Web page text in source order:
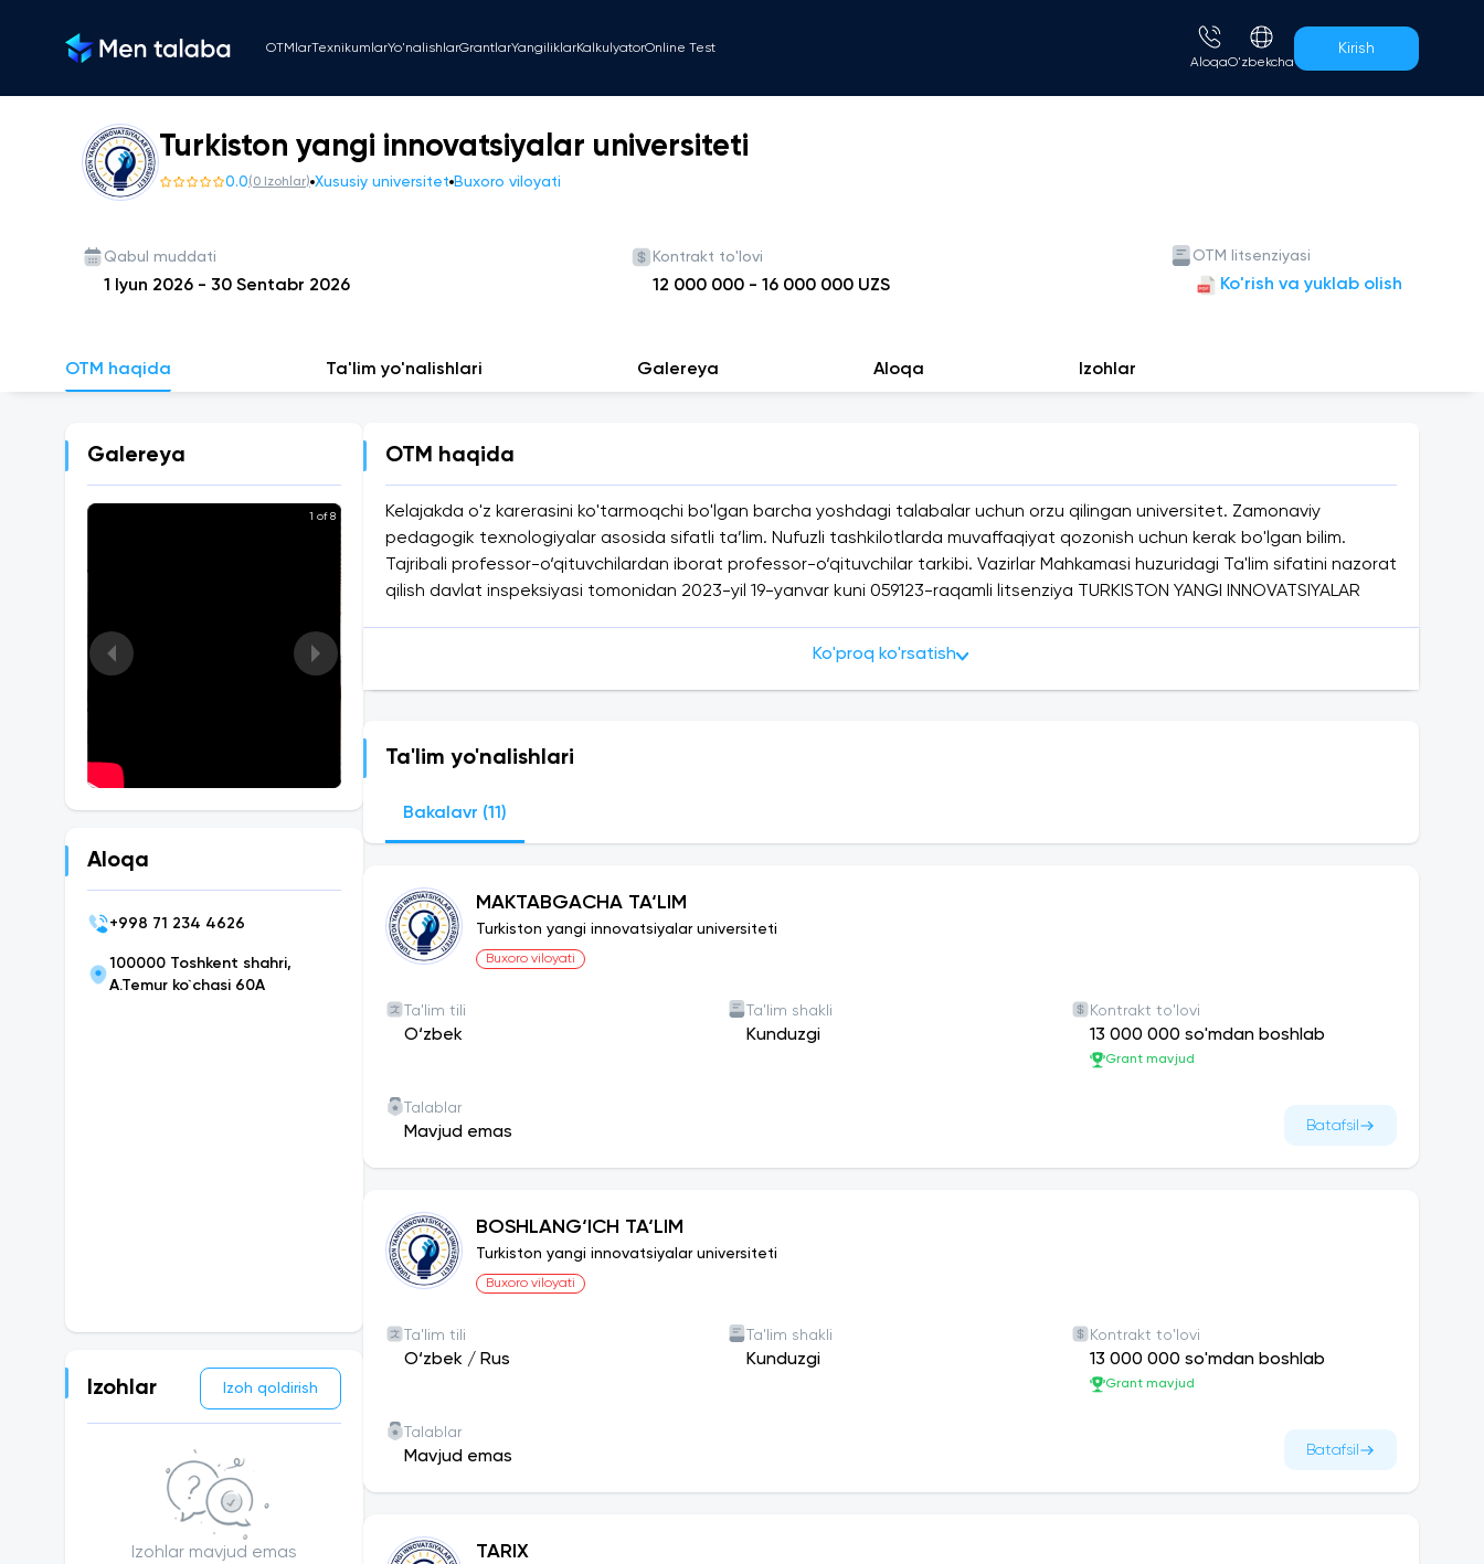
OTMlarTexnikumlarYo'nalishlarGrantlarYangiliklarKalkulyatorOnline Test
AloqaO'zbekcha
Kirish
Turkiston yangi innovatsiyalar universiteti
0.0(0 Izohlar) Xususiy universitet Buxoro viloyati
Qabul muddati
1 Iyun 2026 - 30 Sentabr 2026
Kontrakt to'lovi
12 000 000 - 16 000 000 UZS
OTM litsenziyasi
Ko'rish va yuklab olish
OTM haqida Ta'lim yo'nalishlari Galereya Aloqa Izohlar
Galereya
1 of 8
Aloqa
+998 71 234 4626
100000 Toshkent shahri,
A.Temur ko`chasi 60A
Izohlar Izoh qoldirish
Izohlar mavjud emas
OTM haqida
Kelajakda o'z karerasini ko'tarmoqchi bo'lgan barcha yoshdagi talabalar uchun orzu qilingan universitet. Zamonaviy
pedagogik texnologiyalar asosida sifatli ta’lim. Nufuzli tashkilotlarda muvaffaqiyat qozonish uchun kerak bo'lgan bilim.
Tajribali professor-o‘qituvchilardan iborat professor-o‘qituvchilar tarkibi. Vazirlar Mahkamasi huzuridagi Ta'lim sifatini nazorat
qilish davlat inspeksiyasi tomonidan 2023-yil 19-yanvar kuni 059123-raqamli litsenziya TURKISTON YANGI INNOVATSIYALAR
davlat inspeksiyasi tomonidan 2023-yil 19-yanvar kuni 059123-raqamli litsenziya TURKISTON YANGI INNOVATSIYALAR
Ko'proq ko'rsatish
Ta'lim yo'nalishlari
Bakalavr (11)
MAKTABGACHA TA‘LIM
Turkiston yangi innovatsiyalar universiteti
Buxoro viloyati
Ta'lim tili
O‘zbek
Ta'lim shakli
Kunduzgi
Kontrakt to'lovi
13 000 000 so'mdan boshlab
Grant mavjud
Talablar
Mavjud emas Batafsil
BOSHLANG‘ICH TA‘LIM
Turkiston yangi innovatsiyalar universiteti
Buxoro viloyati
Ta'lim tili
O‘zbek / Rus
Ta'lim shakli
Kunduzgi
Kontrakt to'lovi
13 000 000 so'mdan boshlab
Grant mavjud
Talablar
Mavjud emas Batafsil
TARIX